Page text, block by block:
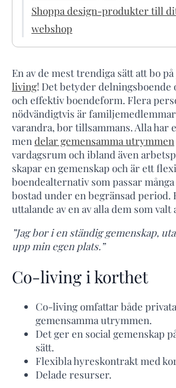
Shoppa design-produkter till
webshop
En av de mest trendiga sätt att bo
living! Det betyder delningsboende
och effektiv boendeform. Flera
nödvändigtvis är
varandra, bor tillsammans. Alla har
men delar gemensamma utrymmen
vardagsrum och ibland även
skapar en gemenskap och är ett
boendealternativ som passar
bostad under en begränsad period.
uttalande av en av alla dem som
”Jag bor i en ständig gemenskap,
upp min egen plats.”
Co-living i korthet
Co-living omfattar både
gemensamma utrymmen.
Det ger en social gemenskap
sätt.
Flexibla hyreskontrakt med
Delade resurser.